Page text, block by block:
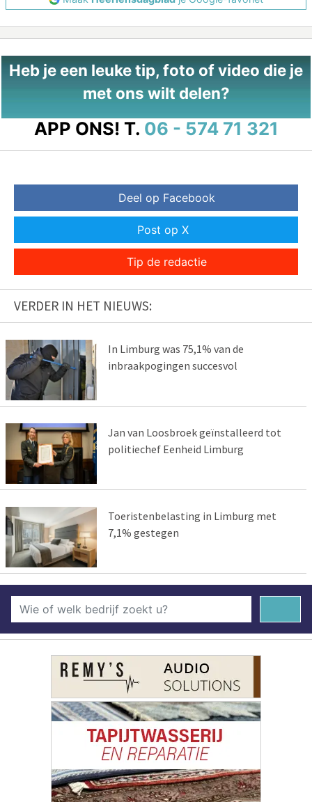
Heb je een leuke tip, foto of video die je
met ons wilt delen?
APP ONS! T. 06 - 574 71 321
Deel op Facebook
Post op X
Tip de redactie
VERDER IN HET NIEUWS:
In Limburg was 75,1% van de
inbraakpogingen succesvol
Jan van Loosbroek geïnstalleerd tot
politiechef Eenheid Limburg
Toeristenbelasting in Limburg met
7,1% gestegen